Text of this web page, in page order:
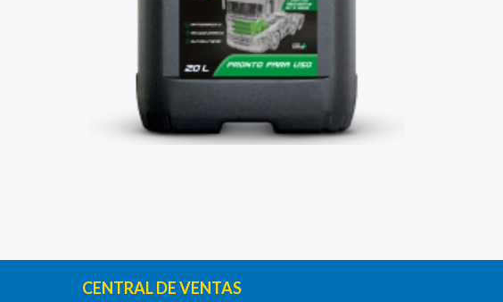
CENTRAL DE VENTAS